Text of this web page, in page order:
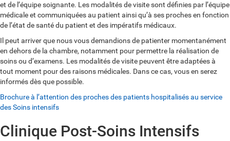
et de l’équipe soignante. Les modalités de visite sont définies par l’équipe
médicale et communiquées au patient ainsi qu’à ses proches en fonction
de l’état de santé du patient et des impératifs médicaux.
Il peut arriver que nous vous demandions de patienter momentanément
en dehors de la chambre, notamment pour permettre la réalisation de
soins ou d’examens. Les modalités de visite peuvent être adaptées à
tout moment pour des raisons médicales. Dans ce cas, vous en serez
informés dès que possible.
Brochure à l’attention des proches des patients hospitalisés au service
des Soins intensifs
Clinique Post-Soins Intensifs